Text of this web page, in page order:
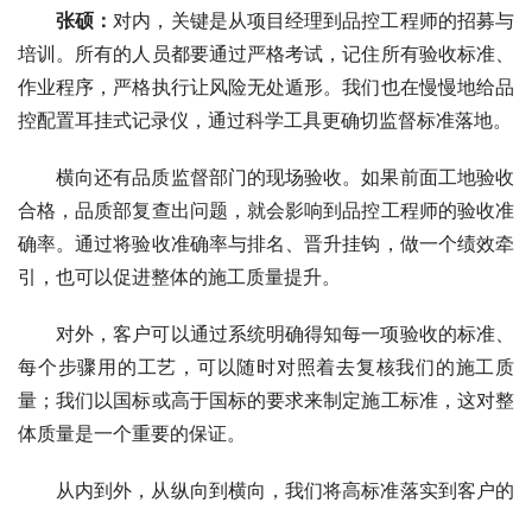
张硕： 对内，关键是从项目经理到品控工程师的招募与
培训。所有的人员都要通过严格考试，记住所有验收标准、
作业程序，严格执行让风险无处遁形。我们也在慢慢地给品
控配置耳挂式记录仪，通过科学工具更确切监督标准落地。
横向还有品质监督部门的现场验收。如果前面工地验收
合格，品质部复查出问题，就会影响到品控工程师的验收准
确率。通过将验收准确率与排名、晋升挂钩，做一个绩效牵
引，也可以促进整体的施工质量提升。
对外，客户可以通过系统明确得知每一项验收的标准、
每个步骤用的工艺，可以随时对照着去复核我们的施工质
量；我们以国标或高于国标的要求来制定施工标准，这对整
体质量是一个重要的保证。
从内到外，从纵向到横向，我们将高标准落实到客户的